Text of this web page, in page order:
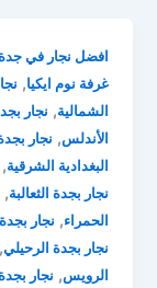
افضل نجار في
غرفة نوم ايكيا,
الشمالية, نجار
الأندلس, نجار
البغدادية الشرقية,
نجار بجدة الثعالبة,
الحمراء, نجار
نجار بجدة الرحيلي,
الرويس, نجار